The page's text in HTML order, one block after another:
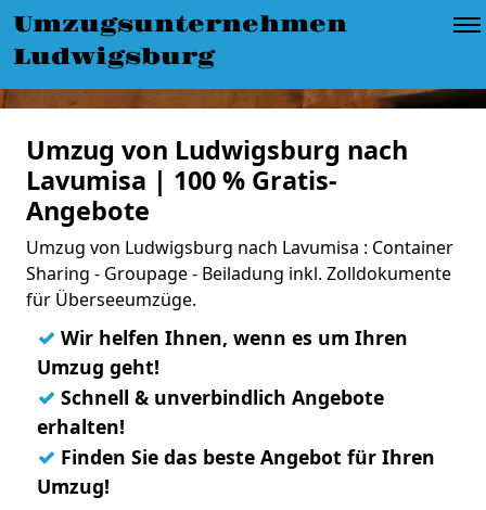
Umzugsunternehmen
Ludwigsburg
Umzug von Ludwigsburg nach
Lavumisa | 100 % Gratis-
Angebote
Umzug von Ludwigsburg nach Lavumisa : Container
Sharing - Groupage - Beiladung inkl. Zolldokumente
für Überseeumzüge.
✓ Wir helfen Ihnen, wenn es um Ihren
Umzug geht!
✓ Schnell & unverbindlich Angebote
erhalten!
✓ Finden Sie das beste Angebot für Ihren
Umzug!